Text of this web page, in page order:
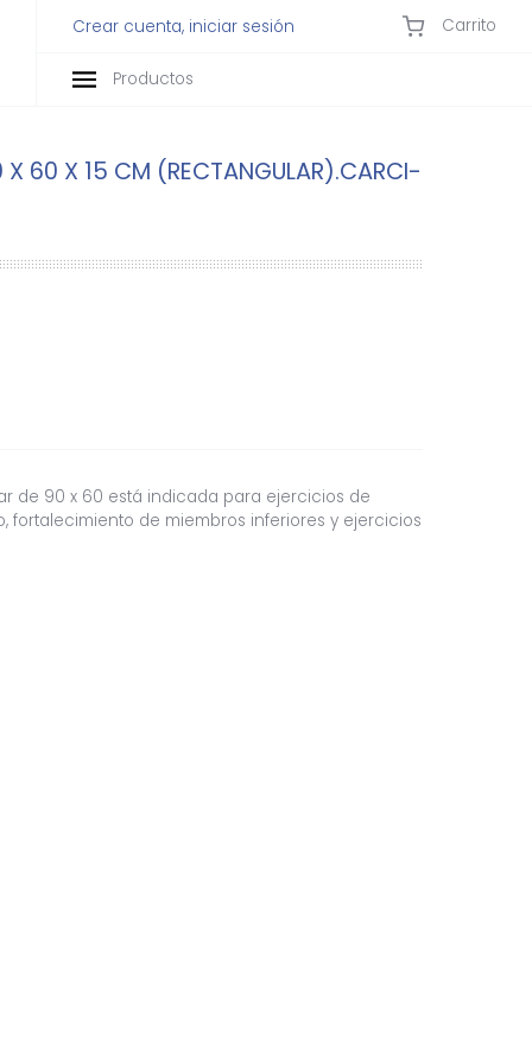
Crear cuenta, iniciar sesión Carrito
Productos
X 60 X 15 CM (RECTANGULAR).CARCI-
de 90 x 60 está indicada para ejercicios de
fortalecimiento de miembros inferiores y ejercicios